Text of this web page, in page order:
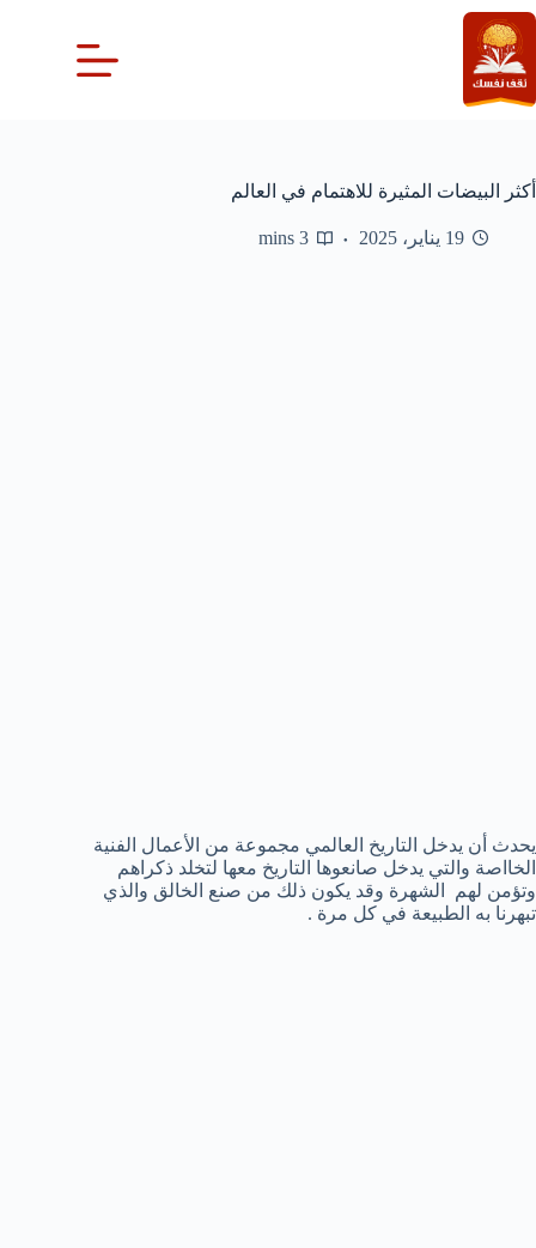
التجاوز
إلى
المحتوى
أكثر البيضات المثيرة للاهتمام في العالم
19 يناير، 2025 3 mins
يحدث أن يدخل التاريخ العالمي مجموعة من الأعمال الفنية
الخااصة والتي يدخل صانعوها التاريخ معها لتخلد ذكراهم
وتؤمن لهم الشهرة وقد يكون ذلك من صنع الخالق والذي
تبهرنا به الطبيعة في كل مرة .